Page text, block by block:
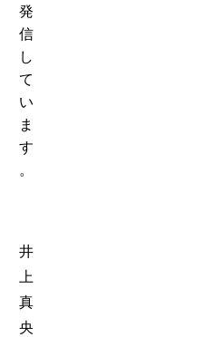
発
信
し
て
い
ま
す
。
井
上
真
央